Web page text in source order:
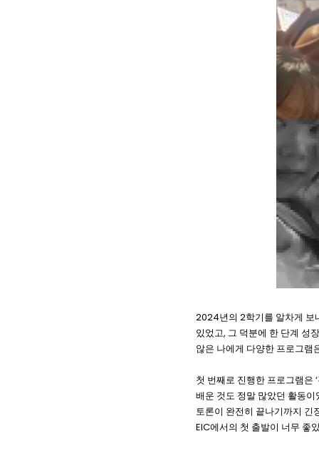
2024년의 2학기를 알차게
있었고, 그 덕분에 한 단계 성
않은 나에게 다양한 프로그램
첫 번째로 진행한 프로그램은 ‘
배운 것도 정말 많았던 활동이
토론이 완전히 끝나기까지 긴
EIC에서의 첫 출발이 너무 좋